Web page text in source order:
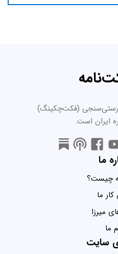
(فکت‌چکینگ)
ایران است.
ما
چیست؟
ما
میرزا
ما
سایت